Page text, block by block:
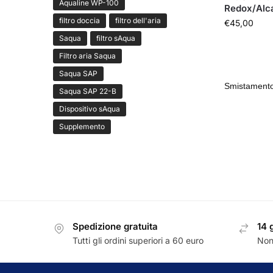
Redox/
€45,00
Aqualine WP-100
filtro doccia
filtro dell'aria
Saqua
filtro sAqua
Filtro aria Saqua
Saqua SAP
Saqua SAP 22-B
Dispositivo sAqua
Supplemento
Spedizione gratuita
Tutti gli ordini superiori a 60 euro
14